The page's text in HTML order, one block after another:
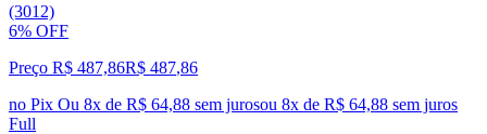
(3012)
6% OFF
Preço R$ 487,86R$ 487,86
no Pix Ou 8x de R$ 64,88 sem jurosou 8x de R$ 64,88 sem juros
Full